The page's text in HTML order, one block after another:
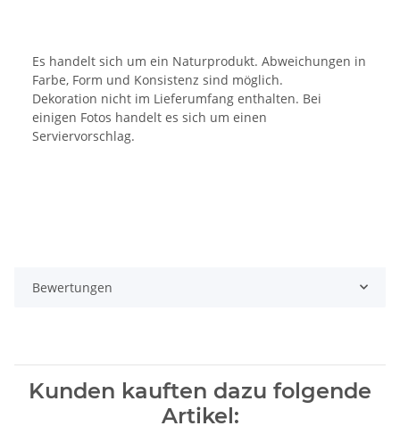
Es handelt sich um ein Naturprodukt. Abweichungen in
Farbe, Form und Konsistenz sind möglich.
Dekoration nicht im Lieferumfang enthalten. Bei
einigen Fotos handelt es sich um einen
Serviervorschlag.
Bewertungen
Kunden kauften dazu folgende
Artikel: